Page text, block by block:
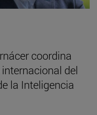
coordina
del
la Inteligencia